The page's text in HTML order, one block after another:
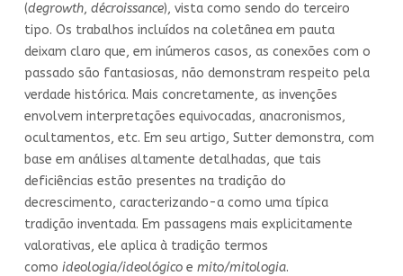
(degrowth, décroissance), vista como sendo do terceiro
tipo. Os trabalhos incluídos na coletânea em pauta
deixam claro que, em inúmeros casos, as conexões com o
passado são fantasiosas, não demonstram respeito pela
verdade histórica. Mais concretamente, as invenções
envolvem interpretações equivocadas, anacronismos,
ocultamentos, etc. Em seu artigo, Sutter demonstra, com
base em análises altamente detalhadas, que tais
deficiências estão presentes na tradição do
decrescimento, caracterizando-a como uma típica
tradição inventada. Em passagens mais explicitamente
valorativas, ele aplica à tradição termos
como ideologia/ideológico e mito/mitologia.